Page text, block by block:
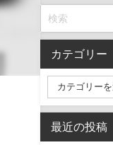
カテゴリー
最近の投稿